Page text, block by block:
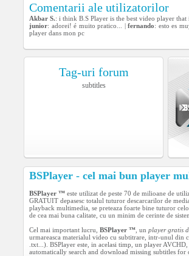
Comentarii ale utilizatorilor
Akbar S.: i think B.S Player is the best video player
junior: adorei! é muito pratico... |fernando: esto es
player dans mon pc
Tag-uri forum
subtitles
BSPlayer - cel mai bun player
BSPlayer ™ este utilizat de peste 70 de milioane de
GRATUIT depasesc totalul tuturor descarcarilor de
playback multimedia, se preteaza foarte bine tuturor
de cea mai buna calitate, cu un minim de cerinte de
Cel mai important lucru, BSPlayer ™ , un player gratis
urmareasca materialul video cu subtitrare, intr-unul din
.txt...). BSPlayer este, in acelasi timp, un player
automatically search and download missing subtitles